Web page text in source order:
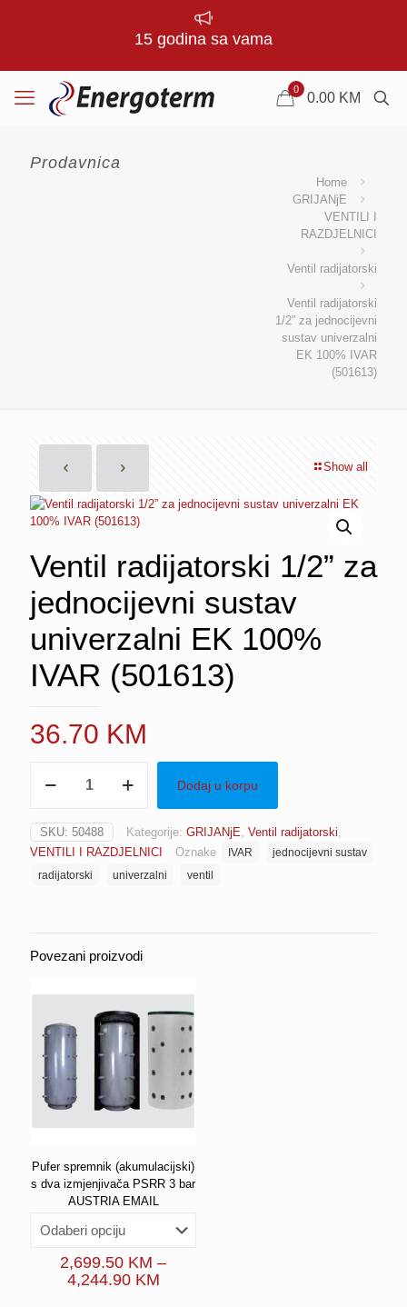
15 godina sa vama
0
0.00 KM
Prodavnica
Home
GRIJANjE
VENTILI I
RAZDJELNICI
Ventil radijatorski
Ventil radijatorski
1/2” za jednocijevni
sustav univerzalni
EK 100% IVAR
(501613)
Show all
Ventil radijatorski 1/2” za
jednocijevni sustav
univerzalni EK 100%
IVAR (501613)
36.70 KM
radijatorski
za
jednocijevni
sustav
univerzalni
količina
Dodaj u korpu
SKU: 50488 Kategorije: GRIJANjE, Ventil radijatorski,
VENTILI I RAZDJELNICI
Oznake IVAR
jednocijevni sustav
radijatorski
univerzalni ventil
Povezani proizvodi
Pufer spremnik (akumulacijski)
s dva izmjenjivača PSRR 3 bar
AUSTRIA EMAIL
2,699.50 KM –
4,244.90 KMPrice